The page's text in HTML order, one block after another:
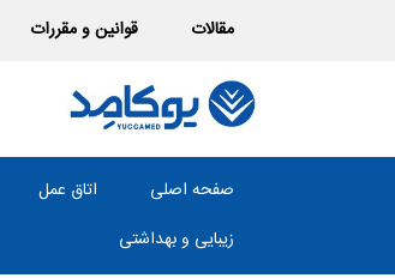
مقالات قوانین و مقررات
صفحه اصلی اتاق عمل
زیبایی و بهداشتی